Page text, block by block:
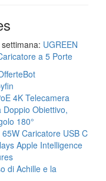
UGREEN
a 5 Porte
4K Telecamera
Doppio Obiettivo,
180°
65W Caricatore USB C
Apple Intelligence
di Achille e la